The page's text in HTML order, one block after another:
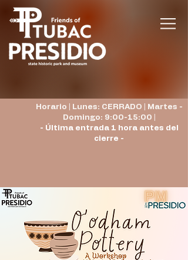
Horario | Lunes: CERRADO | Martes -
Domingo: 9:00-15:00 |
- Última entrada 1 hora antes del
cierre -